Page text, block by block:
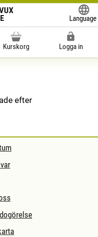
Language
Kurskorg Logga in
efter